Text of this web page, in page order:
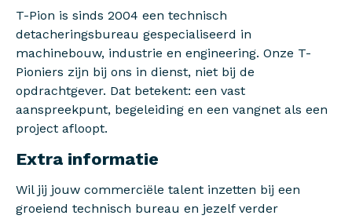
T-Pion is sinds 2004 een technisch
detacheringsbureau gespecialiseerd in
machinebouw, industrie en engineering. Onze T-
Pioniers zijn bij ons in dienst, niet bij de
opdrachtgever. Dat betekent: een vast
aanspreekpunt, begeleiding en een vangnet als een
project afloopt.
Extra informatie
Wil jij jouw commerciële talent inzetten bij een
groeiend technisch bureau en jezelf verder